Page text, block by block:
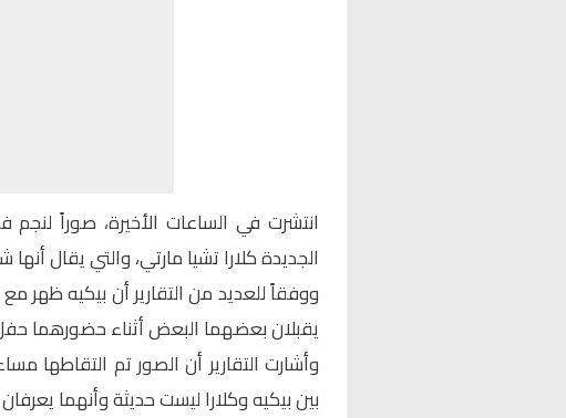
انتشرت في الساعات الأخيرة، صوراً لنجم
الجديدة كلارا تشيا مارتي، والتي يقال
يقبلان بعضهما البعض أثناء حضورهما
وأشارت التقارير أن الصور تم التقاطها
بين بيكيه وكلارا ليست حديثة وأنهما